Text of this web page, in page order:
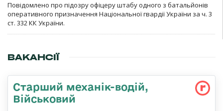
Повідомлено про підозру офіцеру штабу одного з батальйонів
оперативного призначення Національної гвардії України за ч. 3
ст. 332 КК України.
ВАКАНСІЇ
Старший механік-водій,
Військовий